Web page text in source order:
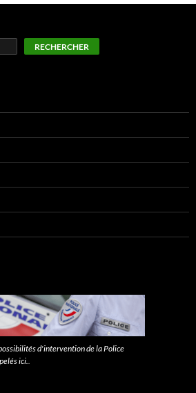
RECHERCHER
d'intervention de la Police
ici..